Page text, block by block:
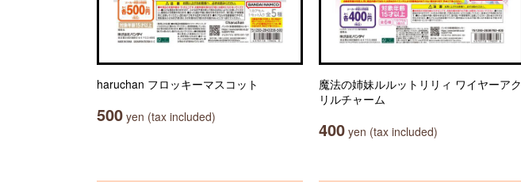
haruchan フロッキーマスコット
500 yen (tax included)
魔法の姉妹ルルットリリィ ワイヤーアク
リルチャーム
400 yen (tax included)